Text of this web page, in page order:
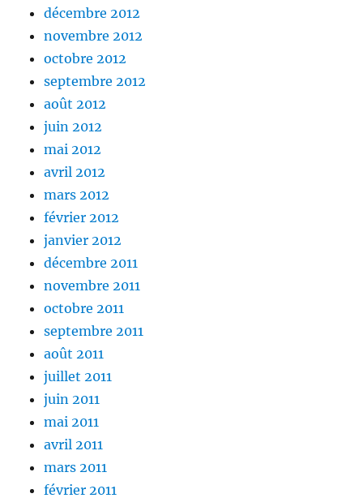
décembre 2012
novembre 2012
octobre 2012
septembre 2012
août 2012
juin 2012
mai 2012
avril 2012
mars 2012
février 2012
janvier 2012
décembre 2011
novembre 2011
octobre 2011
septembre 2011
août 2011
juillet 2011
juin 2011
mai 2011
avril 2011
mars 2011
février 2011